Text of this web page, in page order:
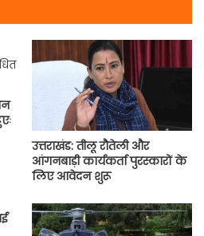
उत्तराखंड: तीलू रौतेली और
आंगनबाड़ी कार्यकर्ता पुरस्कारों के
लिए आवेदन शुरू